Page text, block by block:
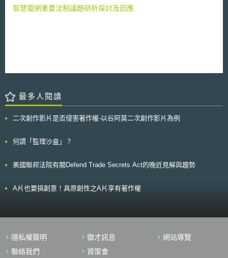
個發佈的。」
業模式與經濟活動，來促進綠色化學及永續發展之目標前進。 壹、歐盟
質的流通能夠順暢，以促進經濟的發展。 二、歐盟REACH規則之登錄義務
要求 為掌握歐盟境內化學物質之風險管理與因應措施，REACH規則第
5條以下要求製造者或輸入者須完成化學物質本身或混合物或成品中化學物
後續進行化學物質之風險管理，具有重要性之影響與作用。依REACH規則
生產或輸入之化學物質的相關資訊及暴露情境、暴露評估及風險特性等資
境、暴露評價與風險評估報告之義務，該報告內容包含簡易資訊卡（the
言，往往面臨缺乏對物質情境與風險管理之相關資訊，例如其對於勞工與消
議等[2]。除此之外，中小企業由於資源有限性、人力及成本的考量，相較於
Forums, SIEF）遇到困難[3] 。 貳、創新化學品商業模式與REACH規則登
智慧電網重要法制議題研析探討及因應
最多人閱讀
二次創作影片是否侵害著作權-以谷阿莫二次創作影片為例
何謂「監理沙盒」？
美國聯邦法院有關Defend Trade Secrets Act的晚近見解與趨勢
A片也要搞創意！具原創性之A片享有著作權
隱私權聲明 徵才訊息
網站導覽
聯絡我們
資策會